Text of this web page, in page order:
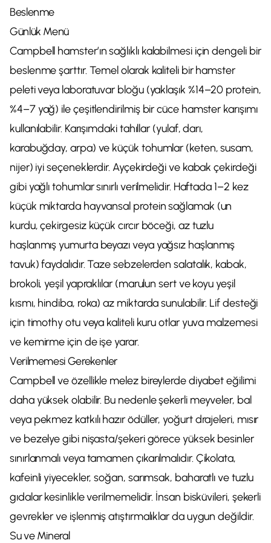
Beslenme
Günlük Menü
Campbell hamster’ın sağlıklı kalabilmesi için dengeli bir
beslenme şarttır. Temel olarak kaliteli bir hamster
peleti veya laboratuvar bloğu (yaklaşık %14–20 protein,
%4–7 yağ) ile çeşitlendirilmiş bir cüce hamster karışımı
kullanılabilir. Karışımdaki tahıllar (yulaf, darı,
karabuğday, arpa) ve küçük tohumlar (keten, susam,
nijer) iyi seçeneklerdir. Ayçekirdeği ve kabak çekirdeği
gibi yağlı tohumlar sınırlı verilmelidir. Haftada 1–2 kez
küçük miktarda hayvansal protein sağlamak (un
kurdu, çekirgesiz küçük cırcır böceği, az tuzlu
haşlanmış yumurta beyazı veya yağsız haşlanmış
tavuk) faydalıdır. Taze sebzelerden salatalık, kabak,
brokoli, yeşil yapraklılar (marulun sert ve koyu yeşil
kısmı, hindiba, roka) az miktarda sunulabilir. Lif desteği
için timothy otu veya kaliteli kuru otlar yuva malzemesi
ve kemirme için de işe yarar.
Verilmemesi Gerekenler
Campbell ve özellikle melez bireylerde diyabet eğilimi
daha yüksek olabilir. Bu nedenle şekerli meyveler, bal
veya pekmez katkılı hazır ödüller, yoğurt drajeleri, mısır
ve bezelye gibi nişasta/şekeri görece yüksek besinler
sınırlanmalı veya tamamen çıkarılmalıdır. Çikolata,
kafeinli yiyecekler, soğan, sarımsak, baharatlı ve tuzlu
gıdalar kesinlikle verilmemelidir. İnsan bisküvileri, şekerli
gevrekler ve işlenmiş atıştırmalıklar da uygun değildir.
Su ve Mineral